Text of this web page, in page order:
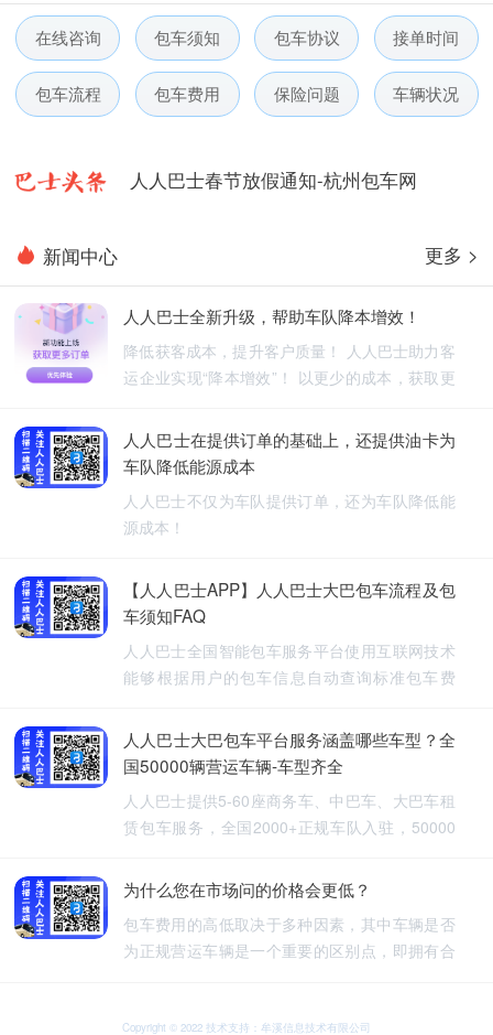
在线咨询 包车须知 包车协议 接单时间
包车流程 包车费用 保险问题 车辆状况
人人巴士微信小程序用户使用引导
人人巴士国庆放假通知-杭州包车网
人人巴士五一放假通知-杭州包车网
人人巴士春节放假通知-杭州包车网
新闻中心 更多 >
人人巴士全新升级，帮助车队降本增效！
降低获客成本，提升客户质量！ 人人巴士助力客
运企业实现“降本增效”！ 以更少的成本，获取更
人人巴士在提供订单的基础上，还提供油卡为
车队降低能源成本
人人巴士不仅为车队提供订单，还为车队降低能
源成本！
【人人巴士APP】人人巴士大巴包车流程及包
车须知FAQ
人人巴士全国智能包车服务平台使用互联网技术
能够根据用户的包车信息自动查询标准包车费
车、长期包车、接送飞机、厂班车、校车、婚庆
租车等包车带司机服务。
人人巴士大巴包车平台服务涵盖哪些车型？全
国50000辆营运车辆-车型齐全
人人巴士提供5-60座商务车、中巴车、大巴车租
赁包车服务，全国2000+正规车队入驻，50000
行更安全
为什么您在市场问的价格会更低？
包车费用的高低取决于多种因素，其中车辆是否
为正规营运车辆是一个重要的区别点，即拥有合
可能会提供较低的包车费用，因为它们不需要承
Copyright © 2022 技术支持：牟溪信息技术有限公司